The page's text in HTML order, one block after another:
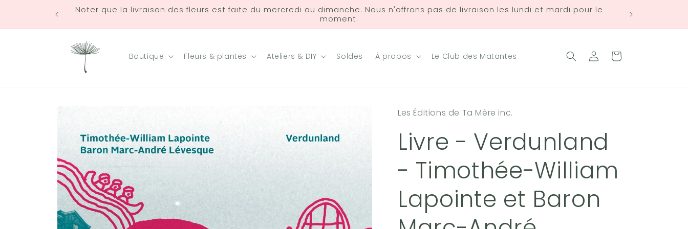
contenu
Noter que la livraison des fleurs est faite du mercredi au dimanche. Nous n'offrons pas de livraison les lundi et mardi pour le
moment.
Boutique Fleurs & plantes Ateliers & DIY Soldes À propos Le Club des Matantes ConnexionPanier
Les Éditions de Ta Mère inc.
Livre - Verdunland
- Timothée-William
Lapointe et Baron